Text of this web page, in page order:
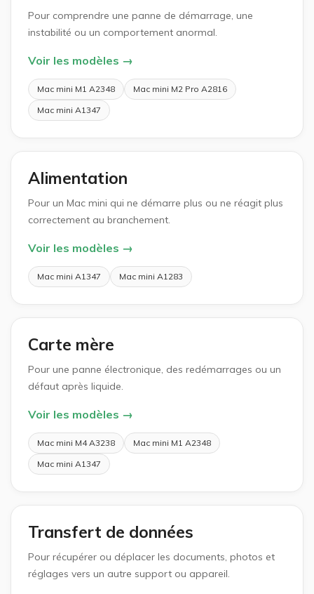
Pour comprendre une panne de démarrage, une
instabilité ou un comportement anormal.
Voir les modèles →
Mac mini M1 A2348
Mac mini M2 Pro A2816
Mac mini A1347
Alimentation
Pour un Mac mini qui ne démarre plus ou ne réagit plus
correctement au branchement.
Voir les modèles →
Mac mini A1347 Mac mini A1283
Carte mère
Pour une panne électronique, des redémarrages ou un
défaut après liquide.
Voir les modèles →
Mac mini M4 A3238
Mac mini M1 A2348
Mac mini A1347
Transfert de données
Pour récupérer ou déplacer les documents, photos et
réglages vers un autre support ou appareil.